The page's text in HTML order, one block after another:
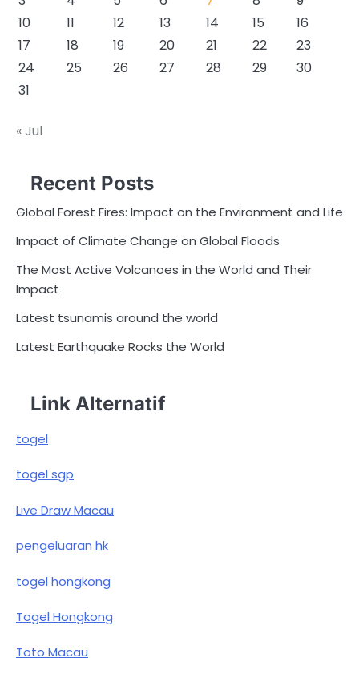
10
11 12 13 14 15
16
17
18 19 20 21 22
23
24
25 26 27 28 29
30
31
« Jul
Recent Posts
Global Forest Fires: Impact on the Environment and Life
Impact of Climate Change on Global Floods
The Most Active Volcanoes in the World and Their
Impact
Latest tsunamis around the world
Latest Earthquake Rocks the World
Link Alternatif
togel
togel sgp
Live Draw Macau
pengeluaran hk
togel hongkong
Togel Hongkong
Toto Macau